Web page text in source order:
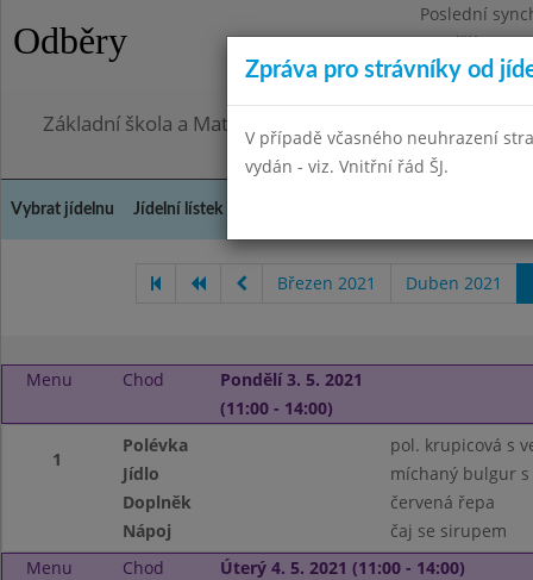
Odběry
Poslední
Pondělí
Omezení
Základní škola a Mateřská škola, Praha 4, Ohradní 49
Vybrat jídelnu Jídelní lístek
Březen 2021 Duben 2021
Menu Chod
Pondělí 3. 5. 2021
(11:00 - 14:00)
1
Polévka
pol. krupicová s
Jídlo
míchaný bulgur
Doplněk
červená řepa
Nápoj
čaj se sirupem
Menu
Chod Úterý 4. 5. 2021 (11:00 - 14:00)
Zpráva pro strávníky od
V případě včasného neuhrazení
vydán - viz. Vnitřní řád ŠJ.